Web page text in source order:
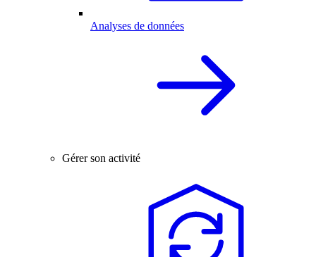
Analyses de données
Gérer son activité